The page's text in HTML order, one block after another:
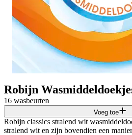
Robijn
16 wasbeurten
Voeg toe
Robijn classics stralend wit
stralend wit en zijn bovendien een